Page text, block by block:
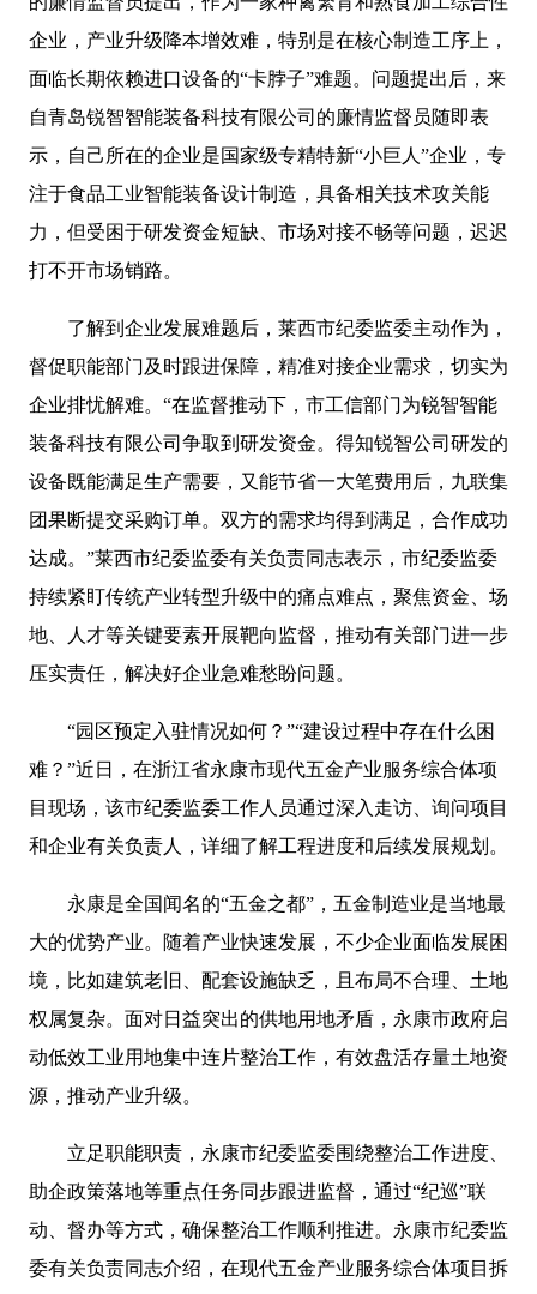
企业，产业升级降本增效难，特别是在核心制造工序上，
面临长期依赖进口设备的“卡脖子”难题。问题提出后，来
自青岛锐智智能装备科技有限公司的廉情监督员随即表
示，自己所在的企业是国家级专精特新“小巨人”企业，专
注于食品工业智能装备设计制造，具备相关技术攻关能
力，但受困于研发资金短缺、市场对接不畅等问题，迟迟
打不开市场销路。
了解到企业发展难题后，莱西市纪委监委主动作为，
督促职能部门及时跟进保障，精准对接企业需求，切实为
企业排忧解难。“在监督推动下，市工信部门为锐智智能
装备科技有限公司争取到研发资金。得知锐智公司研发的
设备既能满足生产需要，又能节省一大笔费用后，九联集
团果断提交采购订单。双方的需求均得到满足，合作成功
达成。”莱西市纪委监委有关负责同志表示，市纪委监委
持续紧盯传统产业转型升级中的痛点难点，聚焦资金、场
地、人才等关键要素开展靶向监督，推动有关部门进一步
压实责任，解决好企业急难愁盼问题。
“园区预定入驻情况如何？”“建设过程中存在什么困
难？”近日，在浙江省永康市现代五金产业服务综合体项
目现场，该市纪委监委工作人员通过深入走访、询问项目
和企业有关负责人，详细了解工程进度和后续发展规划。
永康是全国闻名的“五金之都”，五金制造业是当地最
大的优势产业。随着产业快速发展，不少企业面临发展困
境，比如建筑老旧、配套设施缺乏，且布局不合理、土地
权属复杂。面对日益突出的供地用地矛盾，永康市政府启
动低效工业用地集中连片整治工作，有效盘活存量土地资
源，推动产业升级。
立足职能职责，永康市纪委监委围绕整治工作进度、
助企政策落地等重点任务同步跟进监督，通过“纪巡”联
动、督办等方式，确保整治工作顺利推进。永康市纪委监
委有关负责同志介绍，在现代五金产业服务综合体项目拆